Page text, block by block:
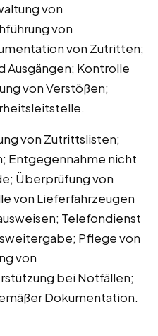
von
von
von Zutritten;
Ausgängen; Kontrolle
von Verstößen;
von Zutrittslisten;
Entgegennahme nicht
Überprüfung von
von Lieferfahrzeugen
Telefondienst
Pflege von
von
bei Notfällen;
Dokumentation.